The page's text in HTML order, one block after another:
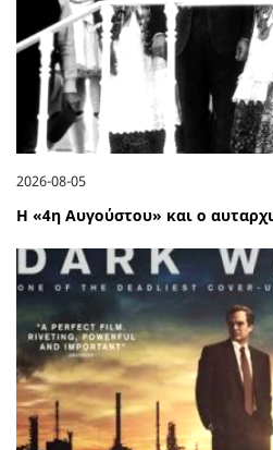
2026-08-05
Η «4η Αυγούστου» και ο